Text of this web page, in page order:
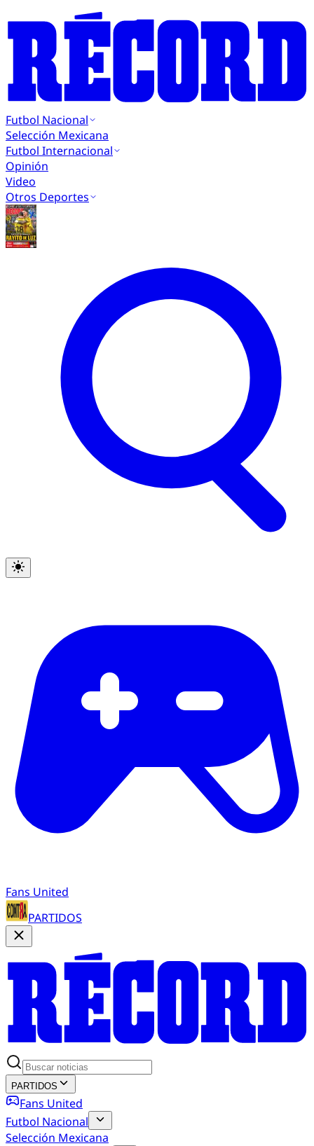
Futbol Nacional
Selección Mexicana
Futbol Internacional
Opinión
Video
Otros Deportes
Fans United
PARTIDOS
PARTIDOS
Fans United
Futbol Nacional
Selección Mexicana